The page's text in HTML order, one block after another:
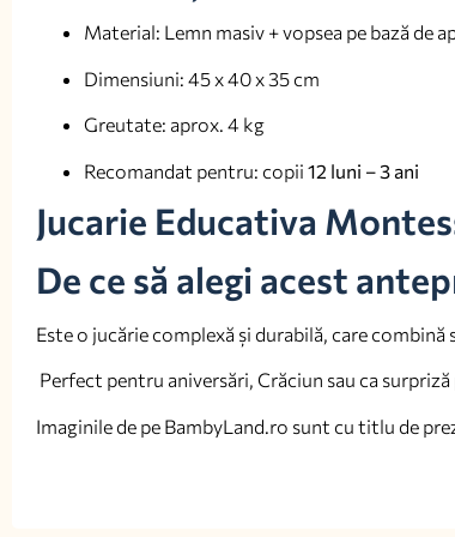
Material: Lemn masiv + vopsea pe bază de
Dimensiuni: 45 x 40 x 35 cm
Greutate: aprox. 4 kg
Recomandat pentru: copii 12 luni – 3 ani
Jucarie Educativa
De ce să alegi acest
Este o jucărie complexă și durabilă, care
Perfect pentru aniversări, Crăciun sau ca
Imaginile de pe BambyLand.ro sunt cu titlu de